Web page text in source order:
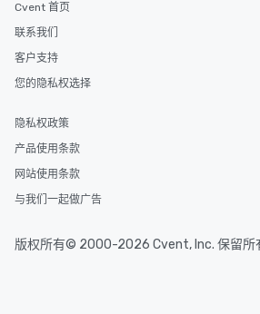
Cvent 首页
联系我们
客户支持
您的隐私权选择
隐私权政策
产品使用条款
网站使用条款
与我们一起做广告
版权所有© 2000-2026 Cvent, Inc. 保留所